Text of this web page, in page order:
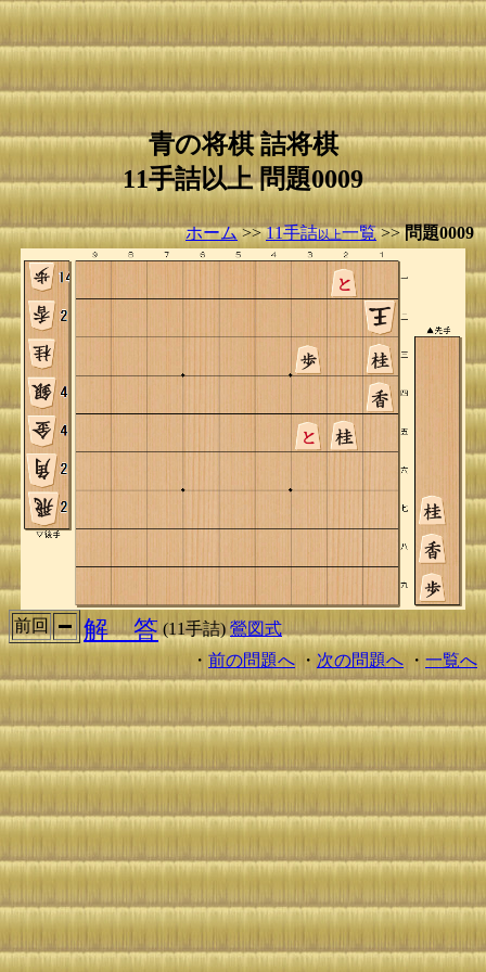
青の将棋 詰将棋
11手詰以上 問題0009
ホーム>>11手詰以上一覧>>問題0009
前回 解 答 (11手詰) 鶯図式
・ 前の問題へ ・ 次の問題へ ・ 一覧へ